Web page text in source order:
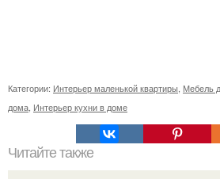
Категории: Интерьер маленькой квартиры Мебель
дома Интерьер кухни в доме
Читайте также